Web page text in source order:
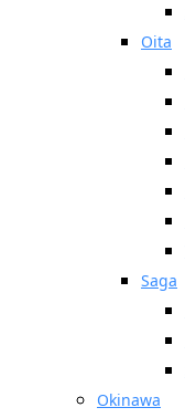
Oita
Saga
Okinawa